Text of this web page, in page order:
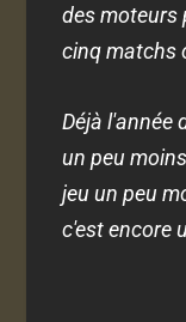
des moteurs
cinq matchs
Déjà l'année
un peu
jeu un peu
c'est encore